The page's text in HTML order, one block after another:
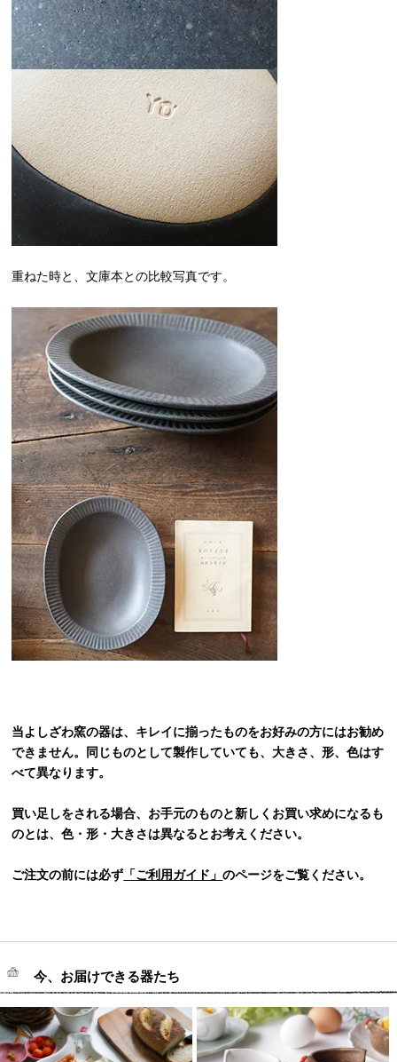
重ねた時と、文庫本との比較写真です。
当よしざわ窯の器は、キレイに揃ったものをお好みの方にはお勧め
できません。同じものとして製作していても、大きさ、形、色はす
べて異なります。
買い足しをされる場合、お手元のものと新しくお買い求めになるも
のとは、色・形・大きさは異なるとお考えください。
ご注文の前には必ず 「ご利用ガイド」のページをご覧ください。
今、お届けできる器たち